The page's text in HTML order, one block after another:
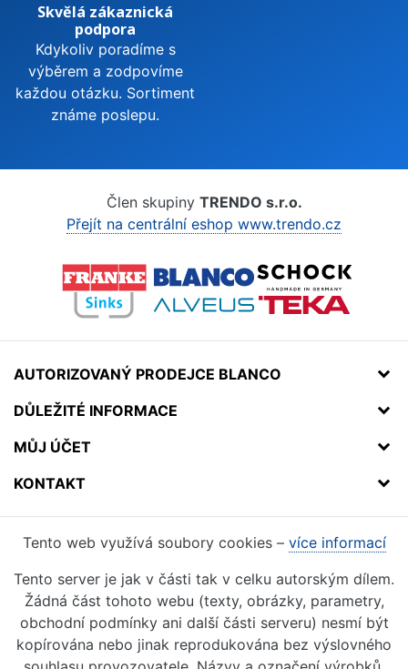
Skvělá zákaznická
podpora
Kdykoliv poradíme s
výběrem a zodpovíme
každou otázku. Sortiment
známe poslepu.
Člen skupiny TRENDO s.r.o.
Přejít na centrální eshop www.trendo.cz
AUTORIZOVANÝ PRODEJCE BLANCO
DŮLEŽITÉ INFORMACE
MŮJ ÚČET
KONTAKT
Tento web využívá soubory cookies – více informací
Tento server je jak v části tak v celku autorským dílem.
Žádná část tohoto webu (texty, obrázky, parametry,
obchodní podmínky ani další části serveru) nesmí být
kopírována nebo jinak reprodukována bez výslovného